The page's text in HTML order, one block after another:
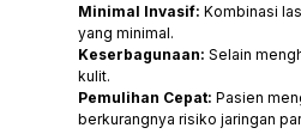
Minimal Invasif: Kombinasi
yang minimal.
Keserbagunaan: Selain
kulit.
Pemulihan Cepat: Pasien
berkurangnya risiko jaringan